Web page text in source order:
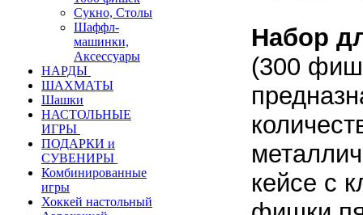
Сукно, Столы
Шаффл-
машинки,
Аксессуары
НАРДЫ
ШАХМАТЫ
Шашки
НАСТОЛЬНЫЕ
ИГРЫ
ПОДАРКИ и
СУВЕНИРЫ
Комбинированные
игры
Хоккей настольный
Набор
(300
кейсе с